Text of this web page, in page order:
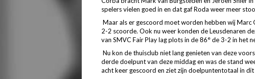
spelers vielen goed in en dat gaf Roda weer meer
Maar als er gescoord moet worden hebben wij Marc
2-2 scoorde. Ook nu weer konden de Leusdenaren
van SMVC Fair Play lag plots in de 86e de 3-2 in het
Nu kon de thuisclub niet lang genieten van deze
derde doelpunt van deze middag en was de stand
acht keer gescoord en ziet zijn doelpuntentotaal in